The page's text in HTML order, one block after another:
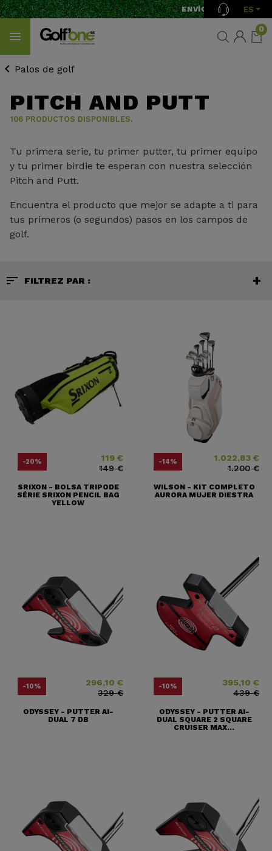
ENVÍO GRATIS A ES
0
Palos de golf
PITCH AND PUTT
106 PRODUCTOS DISPONIBLES.
Tu primera serie, tu primer putter, tu primer equipo
y tu primer birdie te esperan con nuestra selección
Pitch and Putt.
Encuentra el producto que mejor se adapte a ti para
tus primeros (o segundos) pasos en los campos de
golf.
sort FILTREZ PAR :
-20% Precio119 €
Precio base
149 €
SRIXON - BOLSA TRIPODE
SÉRIE SRIXON PENCIL BAG
YELLOW
-14% Precio1.022,83 €
Precio base
1.200 €
WILSON - KIT COMPLETO
AURORA MUJER DIESTRA
-10% Precio296,10 €
Precio base
329 €
ODYSSEY - PUTTER AI-
DUAL 7 DB
-10% Precio395,10 €
Precio base
439 €
ODYSSEY - PUTTER AI-
DUAL SQUARE 2 SQUARE
CRUISER MAX...